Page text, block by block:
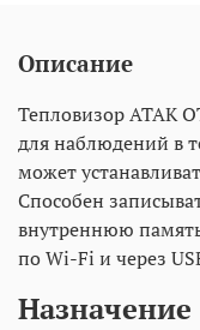
Описание
Тепловизор ATAK
для наблюдений в
может
Способен
внутреннюю
по Wi-Fi и через
Назначение